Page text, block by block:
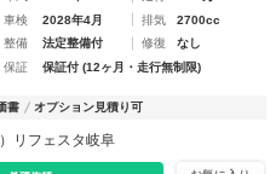
車検
2028年4月 排気
2700cc
整備
法定整備付 修復
なし
保証
保証付 (12ヶ月・走行無制限)
書 オプション見積り可
リフェスタ岐阜